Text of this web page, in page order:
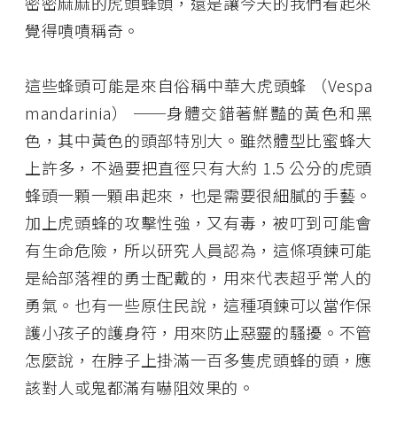
覺得嘖嘖稱奇。
這些蜂頭可能是來自俗稱中華大虎頭蜂 （Vespa
mandarinia） ──身體交錯著鮮豔的黃色和黑
色，其中黃色的頭部特別大。雖然體型比蜜蜂大
上許多，不過要把直徑只有大約 1.5 公分的虎頭
蜂頭一顆一顆串起來，也是需要很細膩的手藝。
加上虎頭蜂的攻擊性強，又有毒，被叮到可能會
有生命危險，所以研究人員認為，這條項鍊可能
是給部落裡的勇士配戴的，用來代表超乎常人的
勇氣。也有一些原住民說，這種項鍊可以當作保
護小孩子的護身符，用來防止惡靈的騷擾。不管
怎麼說，在脖子上掛滿一百多隻虎頭蜂的頭，應
該對人或鬼都滿有嚇阻效果的。